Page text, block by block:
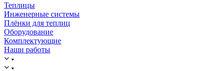
Теплицы
Инженерные системы
Плёнки для теплиц
Оборудование
Комплектующие
Наши работы